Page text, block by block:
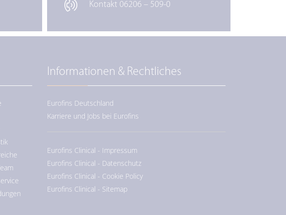
Kontakt 06206 – 509-0
Informationen & Rechtliches
Eurofins Deutschland
Karriere und Jobs bei Eurofins
Eurofins Clinical - Impressum
Eurofins Clinical - Datenschutz
Eurofins Clinical - Cookie Policy
Eurofins Clinical - Sitemap